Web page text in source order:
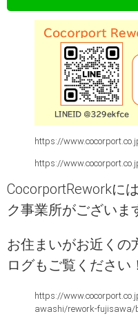
https://
https://
CocorportReworkに
ク事業所がございま
お住まいがお近くの
ログもご覧ください！
https://
awashi/rework-fujisawa/